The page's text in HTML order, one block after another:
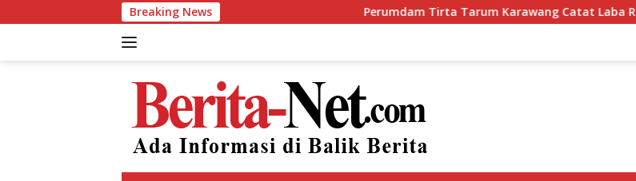
to
Breaking News Perumdam Tirta Tarum Karawang Catat Laba Rp17,27 Miliar, Setor